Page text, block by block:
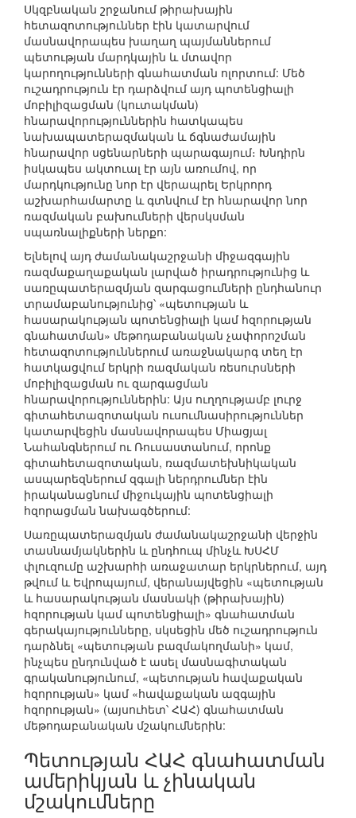
Սկզբնական շրջանում թիրախային
հետազոտություններ էին կատարվում
մասնավորապես խաղաղ պայմաններում
պետության մարդկային և մտավոր
կարողությունների գնահատման ոլորտում: Մեծ
ուշադրություն էր դարձվում այդ պոտենցիալի
մոբիլիզացման (կուտակման)
հնարավորություններին հատկապես
նախապատերազմական և ճգնաժամային
հնարավոր սցենարների պարագայում։ Խնդիրն
իսկապես ակտուալ էր այն առումով, որ
մարդկությունը նոր էր վերապրել Երկրորդ
աշխարհամարտը և գտնվում էր հնարավոր նոր
ռազմական բախումների վերսկսման
սպառնալիքների ներքո:
Ելնելով այդ ժամանակաշրջանի միջազգային
ռազմաքաղաքական լարված իրադրությունից և
սառըպատերազմյան զարգացումների ընդհանուր
տրամաբանությունից՝ «պետության և
հասարակության պոտենցիալի կամ հզորության
գնահատման» մեթոդաբանական չափորոշման
հետազոտություններում առաջնակարգ տեղ էր
հատկացվում երկրի ռազմական ռեսուրսների
մոբիլիզացման ու զարգացման
հնարավորություններին: Այս ուղղությամբ լուրջ
գիտահետազոտական ուսումնասիրություններ
կատարվեցին մասնավորապես Միացյալ
Նահանգներում ու Ռուսաստանում, որոնք
գիտահետազոտական, ռազմատեխնիկական
ասպարեզներում զգալի ներդրումներ էին
իրականացնում միջուկային պոտենցիալի
հզորացման նախագծերում:
Սառըպատերազմյան ժամանակաշրջանի վերջին
տասնամյակներին և ընդհուպ մինչև ԽՍՀՄ
փլուզումը աշխարհի առաջատար երկրներում, այդ
թվում և Եվրոպայում, վերանայվեցին «պետության
և հասարակության մասնակի (թիրախային)
հզորության կամ պոտենցիալի» գնահատման
գերակայությունները, սկսեցին մեծ ուշադրություն
դարձնել «պետության բազմակողմանի» կամ,
ինչպես ընդունված է ասել մասնագիտական
գրականությունում, «պետության հավաքական
հզորության» կամ «հավաքական ազգային
հզորության» (այսուհետ՝ ՀԱՀ) գնահատման
մեթոդաբանական մշակումներին:
Պետության ՀԱՀ գնահատման
ամերիկյան և չինական
մշակումները